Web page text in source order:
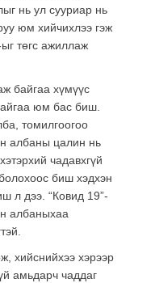
нь ул сууриар нь
юм хийчихлээ гэж
төгс ажиллаж
байгаа хүмүүс
юм бас биш.
томилгоогоо
албаны цалин нь
чадавхгүй
биш хэдхэн
л дээ. “Ковид 19”-
албаныхаа
хийснийхээ хэрээр
амьдарч чаддаг